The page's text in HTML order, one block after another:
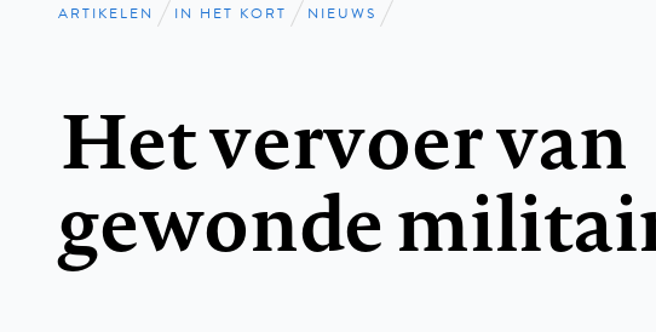
Kruimelpad
ARTIKELEN IN HET KORT NIEUWS
Het vervoer van
gewonde